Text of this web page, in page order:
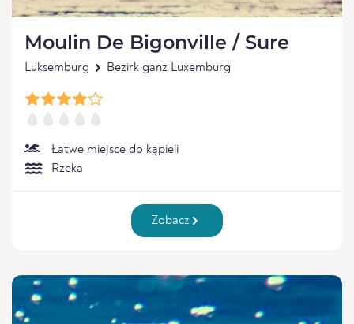
Moulin De Bigonville / Sure
Luksemburg Bezirk ganz Luxemburg
Łatwe miejsce do kąpieli
Rzeka
Zobacz